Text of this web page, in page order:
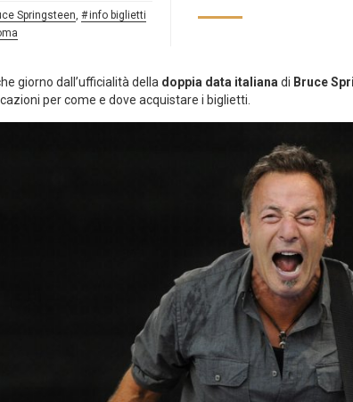
Springsteen,
info biglietti
giorno dall’ufficialità della doppia data italianadi Bruce
per come e dove acquistare i biglietti.